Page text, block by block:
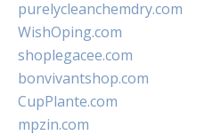
purelycleanchemdry.com
WishOping.com
shoplegacee.com
bonvivantshop.com
CupPlante.com
mpzin.com